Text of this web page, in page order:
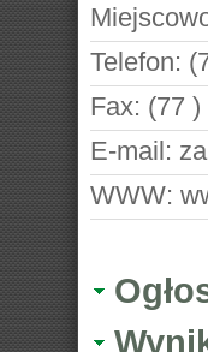
Telefon:
Fax: (77 )
E-mail:
WWW: